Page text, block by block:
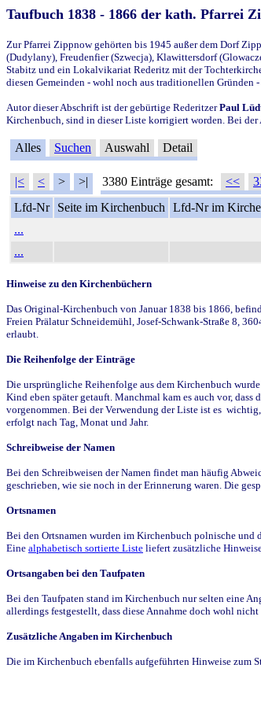
Taufbuch 1838 - 1866 der kath. Pfarrei
Zur Pfarrei Zippnow gehörten bis 1945 außer dem Dorf
(Dudylany), Freudenfier (Szwecja), Klawittersdorf
Stabitz und ein Lokalvikariat Rederitz mit der
diesen Gemeinden - wohl noch aus traditionellen Gründen
Autor dieser Abschrift ist der gebürtige RederitzerPaul
Kirchenbuch, sind in dieser Liste korrigiert worden. Bei der
Alles Suchen Auswahl Detail
|< < > >| 3380 Einträge gesamt: <<
Lfd-Nr
Seite im Kirchenbuch Lfd-Nr im
...
...
Hinweise zu den Kirchenbüchern
Das Original-Kirchenbuch von Januar 1838 bis 1866,
Freien Prälatur Schneidemühl, Josef-Schwank-Straße 8,
erlaubt.
Die Reihenfolge der Einträge
Die ursprüngliche Reihenfolge aus dem Kirchenbuch
Kind eben später getauft. Manchmal kam es auch vor,
vorgenommen. Bei der Verwendung der Liste ist es
erfolgt nach Tag, Monat und Jahr.
Schreibweise der Namen
Bei den Schreibweisen der Namen findet man häufig
geschrieben, wie sie noch in der Erinnerung waren. Die
Ortsnamen
Bei den Ortsnamen wurden im Kirchenbuch polnische und
Eine alphabetisch sortierte Liste liefert zusätzliche
Ortsangaben bei den Taufpaten
Bei den Taufpaten stand im Kirchenbuch nur selten eine
allerdings festgestellt, dass diese Annahme doch wohl
Zusätzliche Angaben im Kirchenbuch
Die im Kirchenbuch ebenfalls aufgeführten Hinweise zum